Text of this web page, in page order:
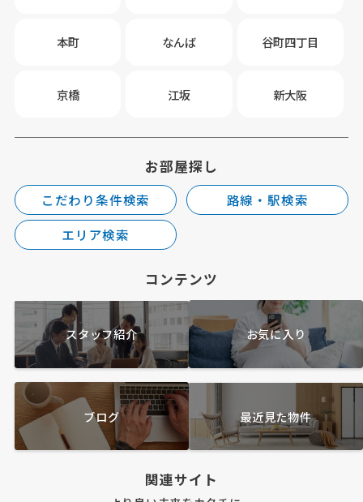
本町 なんば 谷町四丁目
京橋 江坂 新大阪
お部屋探し
こだわり条件検索
路線・駅検索
エリア検索
コンテンツ
スタッフ紹介 お気に入り
ブログ 最近見た物件
関連サイト